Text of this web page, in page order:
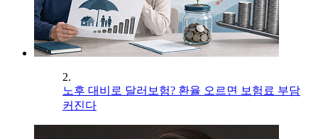
2.
노후 대비로 달러보험? 환율 오르면 보험료 부담
커진다